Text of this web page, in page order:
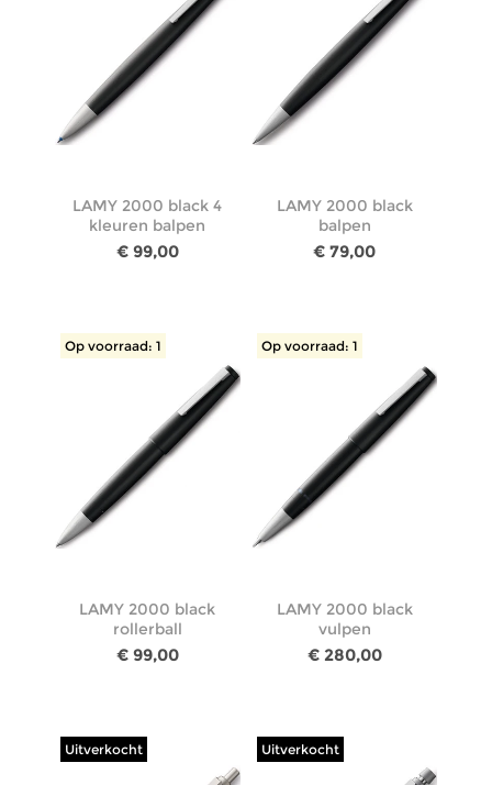
LAMY 2000 black 4
kleuren balpen
€ 99,00
LAMY 2000 black
balpen
€ 79,00
Op voorraad: 1
LAMY 2000 black
rollerball
€ 99,00
Op voorraad: 1
LAMY 2000 black
vulpen
€ 280,00
Uitverkocht Uitverkocht